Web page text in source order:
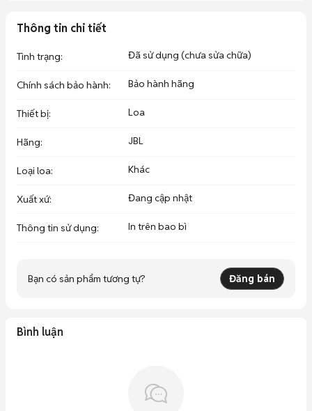
Thông tin chi tiết
Tình trạng: Đã sử dụng (chưa sửa chữa)
Chính sách bảo hành: Bảo hành hãng
Thiết bị: Loa
Hãng: JBL
Loại loa: Khác
Xuất xứ: Đang cập nhật
Thông tin sử dụng: In trên bao bì
Bạn có sản phẩm tương tự? Đăng bán
Bình luận